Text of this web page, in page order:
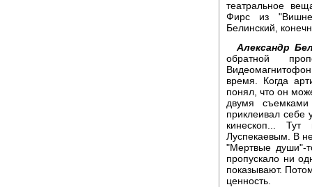
театральное
Фирс из
Белинский,
Александр
обратной
время. Когда
понял, что он
двумя
приклеивал себе
кинескоп...
Луспекаевым. В
"Мертвые души"-
пропускало ни
показывают.
ценность.